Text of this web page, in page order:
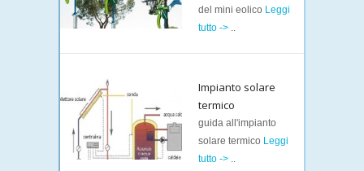
del mini eolico Leggi
tutto -> ..
Impianto solare
termico
guida all'impianto
solare termico Leggi
tutto -> ..